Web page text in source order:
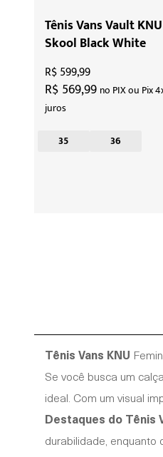
Tênis Vans Vault KNU
Skool Black White
R$ 569,99 no PIX ou Pix
juros
R$ 599,99
35 36
Tênis Vans KNU
Se você busca um
ideal. Com um visual
Destaques do Tênis
durabilidade, enquanto